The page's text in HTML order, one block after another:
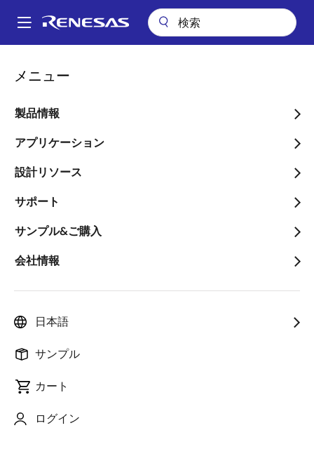
ン
Main
メニュー
製品情報
アプリケーション
設計リソース
サポート
サンプル&ご購入
会社情報
日本語
サンプル
カート
ログイン
パ
ン
く
ず
車載ワイヤレス充電器向けに、次世代WPC Qi 1.3規格に対応したリフ
車載ワイヤレス充電器向け
に、次世代WPC Qi 1.3規格
に対応したリファレンスデ
ザインを提供開始
～機能安全レベルASIL Bをサポート
し、最新スマートフォンの急速充電モ
ードに対応～
2022年3月15日